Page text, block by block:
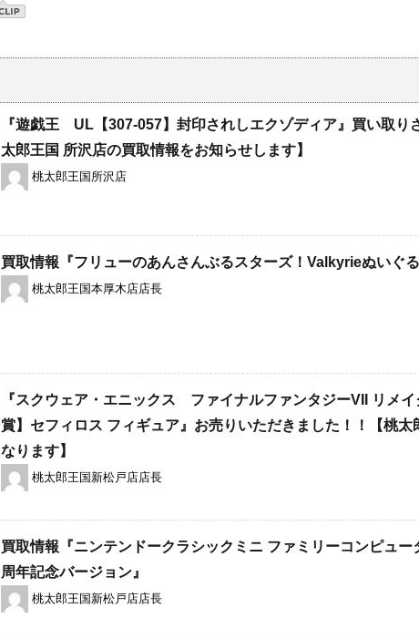
『遊戯王 UL【307-057】封印されしエクゾディア』買い取り
太郎王国 所沢店の買取情報をお知らせします】
桃太郎王国所沢店
買取情報『フリューのあんさんぶるスターズ！Valkyrieぬいぐ
桃太郎王国本厚木店店長
『スクウェア・エニックス ファイナルファンタジーVII ​リメ
賞】セフィロス フィギュア​』お売りいただきました！！【桃太
なります】
桃太郎王国新松戸店店長
買取情報『ニンテンドークラシックミニ ​ファミリーコンピュ
周年記念バージョン』
桃太郎王国新松戸店店長